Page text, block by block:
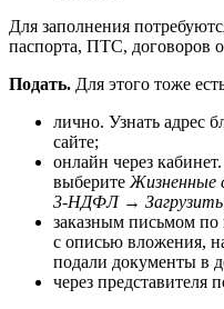
Для заполнения
паспорта, ПТС, договоров о
Подать. Для этого тоже
лично. Узнать адрес
сайте;
онлайн через
выберите Жизненные
3-НДФЛ → Загрузить
заказным письмом по
с описью вложения,
подали документы в
через представителя